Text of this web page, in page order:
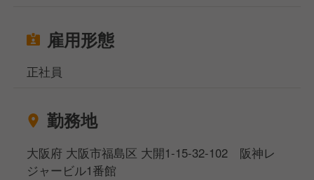
雇用形態
正社員
勤務地
大阪府 大阪市福島区 大開1-15-32-102 阪神レ
ジャービル1番館